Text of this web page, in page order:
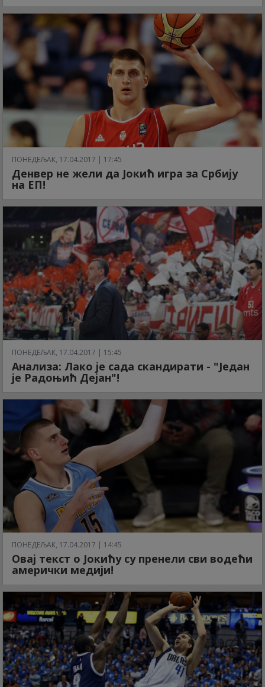
ПОНЕДЕЉАК, 17.04.2017 | 17:45
Денвер не жели да Јокић игра за Србију
на ЕП!
ПОНЕДЕЉАК, 17.04.2017 | 15:45
Анализа: Лако је сада скандирати - "Један
је Радоњић Дејан"!
ПОНЕДЕЉАК, 17.04.2017 | 14:45
Овај текст о Јокићу су пренели сви водећи
амерички медији!